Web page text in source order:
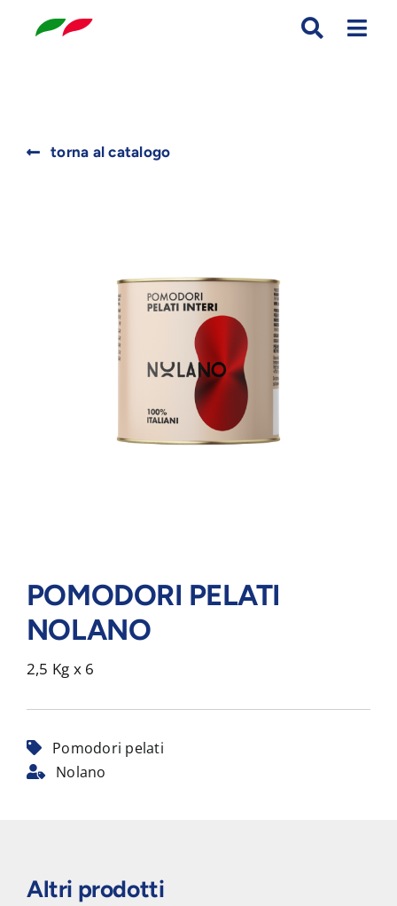
torna al catalogo
POMODORI PELATI
NOLANO
2,5 Kg x 6
Pomodori pelati
Nolano
Altri prodotti
for: